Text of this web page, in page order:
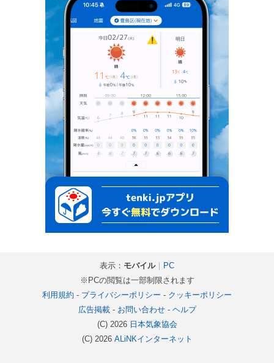
表示： モバイル｜ PC
※PCの閲覧は一部制限されます
利用規約 - プライバシーポリシー - クッキーポリシー
広告掲載- お問い合わせ- ヘルプ
(C) 2026 日本気象協会
(C) 2026 ALiNKインターネット